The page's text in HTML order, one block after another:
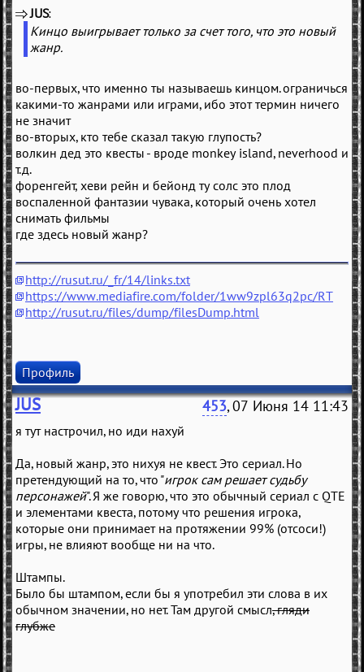
JUS
Кинцо выигрывает только за счет того, что это новый
жанр.
во-первых, что именно ты называешь кинцом. ограничься
какими-то жанрами или играми, ибо этот термин ничего
не значит
во-вторых, кто тебе сказал такую глупость?
волкин дед это квесты - вроде monkey island, neverhood и
т.д.
форенгейт, хеви рейн и бейонд ту солс это плод
воспаленной фантазии чувака, который очень хотел
снимать фильмы
где здесь новый жанр?
http://rusut.ru/_fr/14/links.txt
https://www.mediafire.com/folder/1ww9zpl63q2pc/RT
http://rusut.ru/files/dump/filesDump.html
Профиль
JUS 453, 07 Июня 14 11:43
я тут настрочил, но иди нахуй
Да, новый жанр, это нихуя не квест. Это сериал. Но
претендующий на то, что "игрок сам решает судьбу
персонажей". Я же говорю, что это обычный сериал с QTE
и элементами квеста, потому что решения игрока,
которые они принимает на протяжении 99% (отсоси!)
игры, не влияют вообще ни на что.
Штампы.
Было бы штампом, если бы я употребил эти слова в их
обычном значении, но нет. Там другой смысл, гляди
глубже